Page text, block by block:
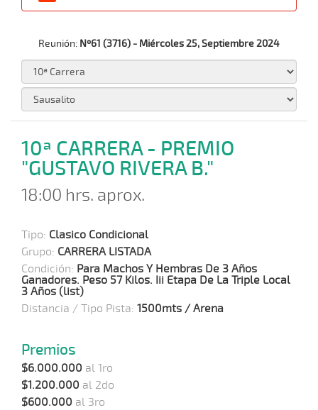
Reunión: Nº61 (3716) - Miércoles 25, Septiembre 2024
10ª CARRERA - PREMIO
"GUSTAVO RIVERA B."
18:00 hrs. aprox.
Tipo: Clasico Condicional
Grupo: CARRERA LISTADA
Condición: Para Machos Y Hembras De 3 Años
Ganadores. Peso 57 Kilos. Iii Etapa De La Triple Local
3 Años (list)
Distancia / Tipo Pista: 1500mts / Arena
Premios
$6.000.000 al 1ro
$1.200.000 al 2do
$600.000 al 3ro